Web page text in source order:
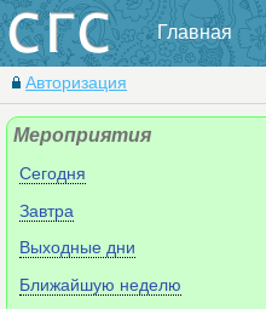
Главная
Авторизация
Мероприятия
Сегодня
Завтра
Выходные дни
Ближайшую неделю